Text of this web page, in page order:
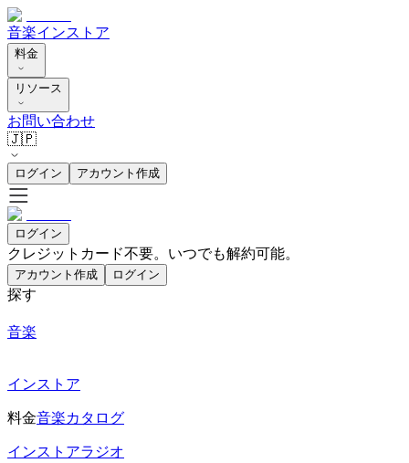
音楽インストア
料金
リソース
お問い合わせ
🇯🇵
ログイン アカウント作成
ログイン
クレジットカード不要。いつでも解約可能。
アカウント作成 ログイン
探す
音楽
インストア
料金音楽カタログ
インストアラジオ